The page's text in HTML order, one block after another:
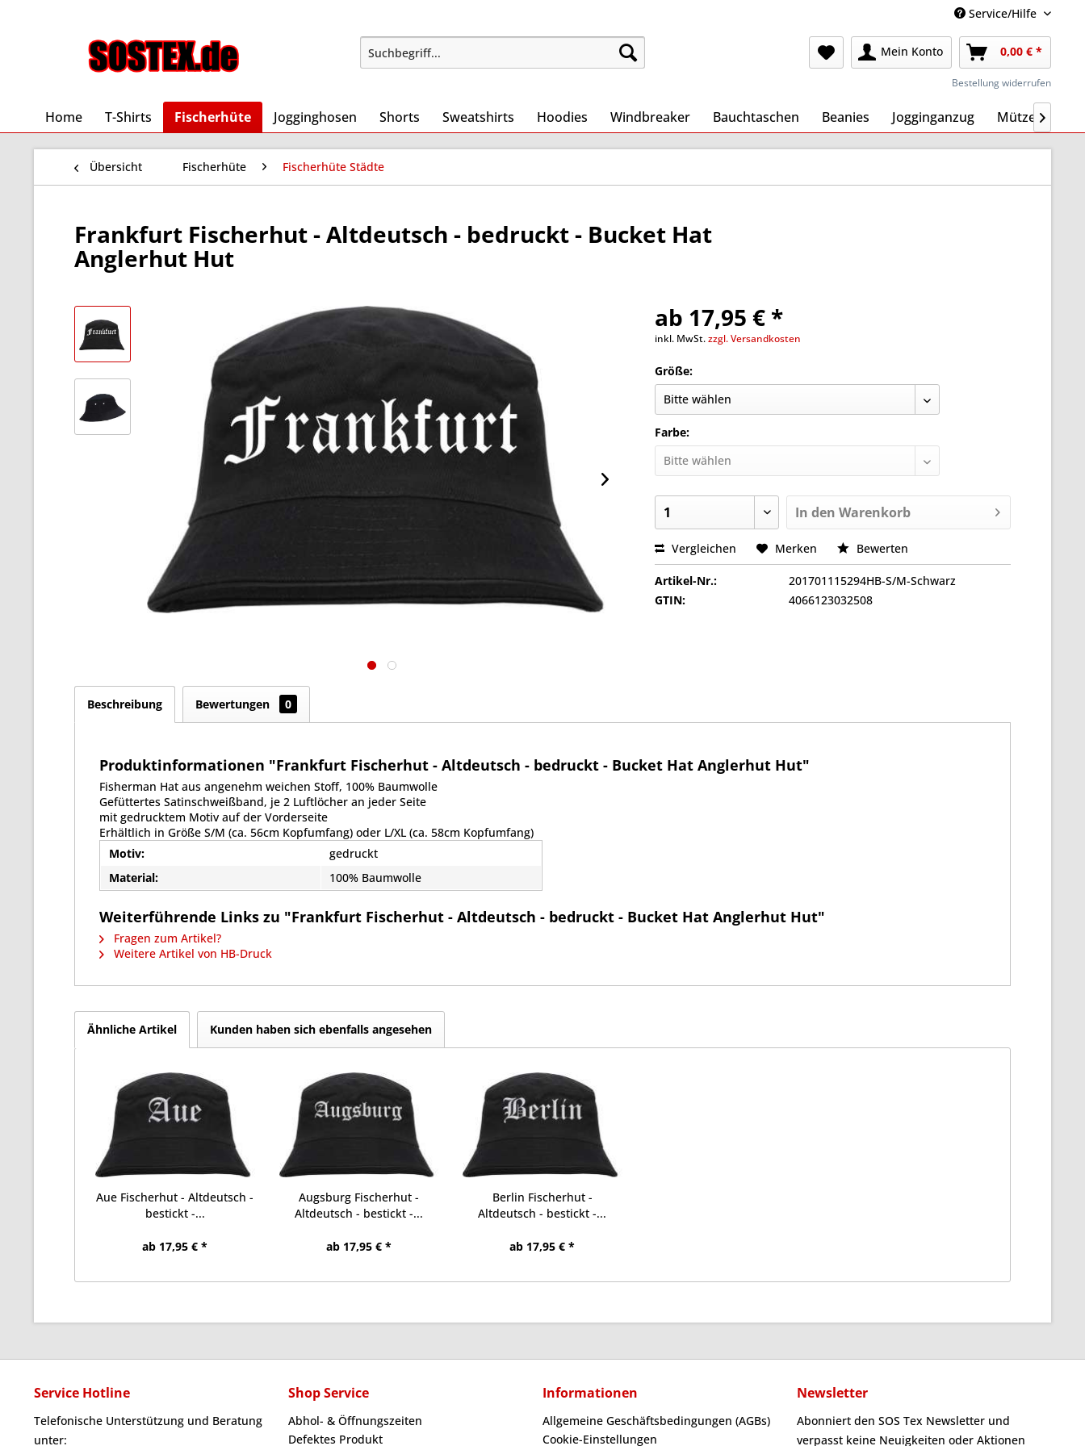
Service/Hilfe
Mein Konto 0,00 € *
Bestellung widerrufen
Home T-Shirts Fischerhüte Jogginghosen Shorts Sweatshirts Hoodies Windbreaker Bauchtaschen Beanies Jogginganzug Mützen
Übersicht Fischerhüte Fischerhüte Städte
Frankfurt Fischerhut - Altdeutsch - bedruckt - Bucket Hat
Anglerhut Hut
ab 17,95 € *
inkl. MwSt.zzgl. Versandkosten
Größe:
Farbe:
In den Warenkorb
Vergleichen Merken Bewerten
Artikel-Nr.:
201701115294HB-S/M-Schwarz
GTIN:
4066123032508
Beschreibung Bewertungen 0
Produktinformationen "Frankfurt Fischerhut - Altdeutsch - bedruckt - Bucket Hat Anglerhut Hut"
Fisherman Hat aus angenehm weichen Stoff, 100% Baumwolle
Gefüttertes Satinschweißband, je 2 Luftlöcher an jeder Seite
mit gedrucktem Motiv auf der Vorderseite
Erhältlich in Größe S/M (ca. 56cm Kopfumfang) oder L/XL (ca. 58cm Kopfumfang)
Motiv:
gedruckt
Material:
100% Baumwolle
Weiterführende Links zu "Frankfurt Fischerhut - Altdeutsch - bedruckt - Bucket Hat Anglerhut Hut"
Fragen zum Artikel?
Weitere Artikel von HB-Druck
Ähnliche Artikel Kunden haben sich ebenfalls angesehen
Aue Fischerhut - Altdeutsch -
bestickt -...
ab 17,95 € *
Augsburg Fischerhut -
Altdeutsch - bestickt -...
ab 17,95 € *
Berlin Fischerhut -
Altdeutsch - bestickt -...
ab 17,95 € *
Service Hotline
Telefonische Unterstützung und Beratung
unter:
Shop Service
Abhol- & Öffnungszeiten
Defektes Produkt
Informationen
Allgemeine Geschäftsbedingungen (AGBs)
Cookie-Einstellungen
Newsletter
Abonniert den SOS Tex Newsletter und
verpasst keine Neuigkeiten oder Aktionen